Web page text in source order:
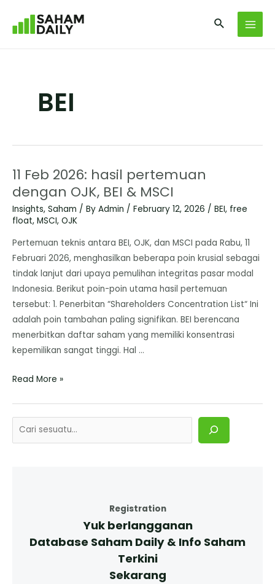
BEI
11 Feb 2026: hasil pertemuan
dengan OJK, BEI & MSCI
Insights, Saham / By Admin / February 12, 2026 / BEI, free
float, MSCI, OJK
Pertemuan teknis antara BEI, OJK, dan MSCI pada Rabu, 11
Februari 2026, menghasilkan beberapa poin krusial sebagai
tindak lanjut dari upaya pemulihan integritas pasar modal
Indonesia. ​Berikut poin-poin utama hasil pertemuan
tersebut: ​1. Penerbitan “Shareholders Concentration List“ ​Ini
adalah poin tambahan paling signifikan. BEI berencana
menerbitkan daftar saham yang memiliki konsentrasi
kepemilikan sangat tinggi. Hal …
Read More »
Registration
Yuk berlangganan
Database Saham Daily & Info Saham
Terkini
Sekarang